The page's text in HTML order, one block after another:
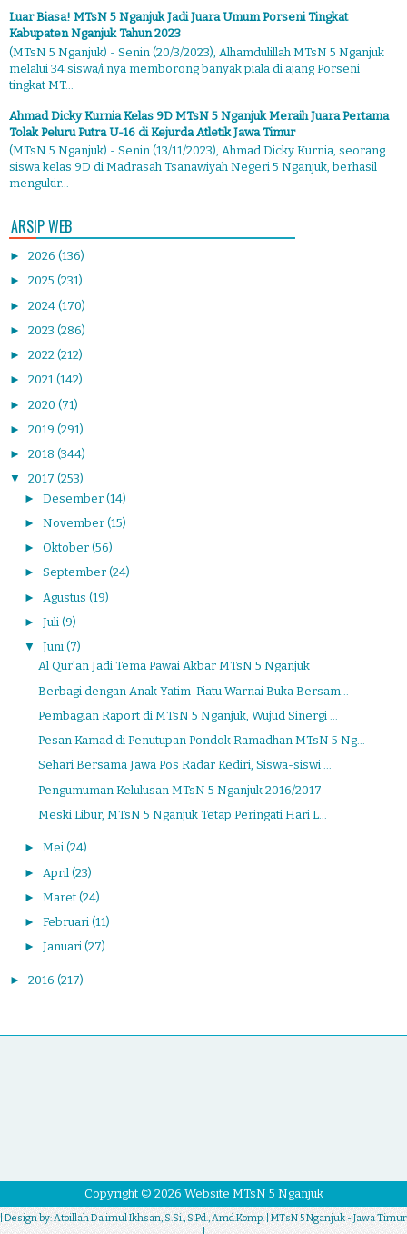
Luar Biasa! MTsN 5 Nganjuk Jadi Juara Umum Porseni Tingkat
Kabupaten Nganjuk Tahun 2023
(MTsN 5 Nganjuk) - Senin (20/3/2023), Alhamdulillah MTsN 5 Nganjuk
melalui 34 siswa/i nya memborong banyak piala di ajang Porseni
tingkat MT...
Ahmad Dicky Kurnia Kelas 9D MTsN 5 Nganjuk Meraih Juara Pertama
Tolak Peluru Putra U-16 di Kejurda Atletik Jawa Timur
(MTsN 5 Nganjuk) - Senin (13/11/2023), Ahmad Dicky Kurnia, seorang
siswa kelas 9D di Madrasah Tsanawiyah Negeri 5 Nganjuk, berhasil
mengukir...
ARSIP WEB
► 2026 (136)
► 2025 (231)
► 2024 (170)
► 2023 (286)
► 2022 (212)
► 2021 (142)
► 2020 (71)
► 2019 (291)
► 2018 (344)
▼ 2017 (253)
► Desember (14)
► November (15)
► Oktober (56)
► September (24)
► Agustus (19)
► Juli (9)
▼ Juni (7)
Al Qur'an Jadi Tema Pawai Akbar MTsN 5 Nganjuk
Berbagi dengan Anak Yatim-Piatu Warnai Buka Bersam...
Pembagian Raport di MTsN 5 Nganjuk, Wujud Sinergi ...
Pesan Kamad di Penutupan Pondok Ramadhan MTsN 5 Ng...
Sehari Bersama Jawa Pos Radar Kediri, Siswa-siswi ...
Pengumuman Kelulusan MTsN 5 Nganjuk 2016/2017
Meski Libur, MTsN 5 Nganjuk Tetap Peringati Hari L...
► Mei (24)
► April (23)
► Maret (24)
► Februari (11)
► Januari (27)
► 2016 (217)
Copyright © 2026 Website MTsN 5 Nganjuk
| Design by:Atoillah Da'imul Ikhsan, S.Si., S.Pd., Amd.Komp. | MTsN 5 Nganjuk - Jawa Timur